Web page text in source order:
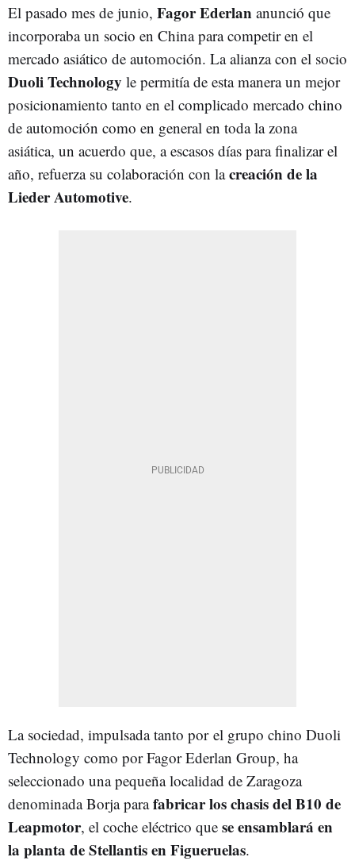
El pasado mes de junio, Fagor Ederlan anunció que
incorporaba un socio en China para competir en el
mercado asiático de automoción. La alianza con el socio
Duoli Technology le permitía de esta manera un mejor
posicionamiento tanto en el complicado mercado chino
de automoción como en general en toda la zona
asiática, un acuerdo que, a escasos días para finalizar el
año, refuerza su colaboración con lacreación de la
Lieder Automotive.
La sociedad, impulsada tanto por el grupo chino Duoli
Technology como por Fagor Ederlan Group, ha
seleccionado una pequeña localidad de Zaragoza
denominada Borja parafabricar los chasis del B10 de
Leapmotor, el coche eléctrico que se ensamblará en
la planta de Stellantis en Figueruelas.